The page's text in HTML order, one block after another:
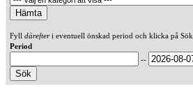
Fyll därefteri eventuell önskad period och klicka på Sök.
Period
--